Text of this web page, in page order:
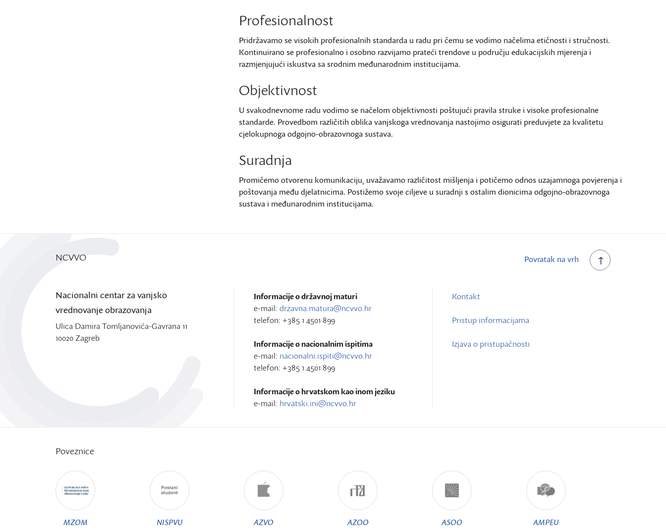
Profesionalnost
Pridržavamo se visokih profesionalnih standarda u radu pri čemu se vodimo načelima etičnosti i stručnosti.
Kontinuirano se profesionalno i osobno razvijamo prateći trendove u području edukacijskih mjerenja i
razmjenjujući iskustva sa srodnim međunarodnim institucijama.
Objektivnost
U svakodnevnome radu vodimo se načelom objektivnosti poštujući pravila struke i visoke profesionalne
standarde. Provedbom različitih oblika vanjskoga vrednovanja nastojimo osigurati preduvjete za kvalitetu
cjelokupnoga odgojno-obrazovnoga sustava.
Suradnja
Promičemo otvorenu komunikaciju, uvažavamo različitost mišljenja i potičemo odnos uzajamnoga povjerenja i
poštovanja među djelatnicima. Postižemo svoje ciljeve u suradnji s ostalim dionicima odgojno-obrazovnoga
sustava i međunarodnim institucijama.
Povratak na vrh
NCVVO
Nacionalni centar za vanjsko
vrednovanje obrazovanja
Ulica Damira Tomljanovića-Gavrana 11
10020 Zagreb
Informacije o državnoj maturi
e-mail: drzavna.matura@ncvvo.hr
telefon: +385 1 4501 899
Informacije o nacionalnim ispitima
e-mail: nacionalni.ispiti@ncvvo.hr
telefon: +385 1 4501 899
Informacije o hrvatskom kao inom jeziku
e-mail: hrvatski.ini@ncvvo.hr
Kontakt
Pristup informacijama
Izjava o pristupačnosti
Poveznice
MZOM NISPVU AZVO AZOO ASOO AMPEU